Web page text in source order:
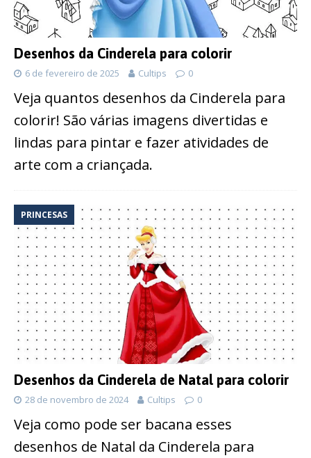
Desenhos da Cinderela para colorir
6 de fevereiro de 2025 Cultips 0
Veja quantos desenhos da Cinderela para
colorir! São várias imagens divertidas e
lindas para pintar e fazer atividades de
arte com a criançada.
PRINCESAS
Desenhos da Cinderela de Natal para colorir
28 de novembro de 2024 Cultips 0
Veja como pode ser bacana esses
desenhos de Natal da Cinderela para